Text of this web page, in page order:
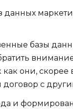
данных
базы
они, скорее
договор с
и